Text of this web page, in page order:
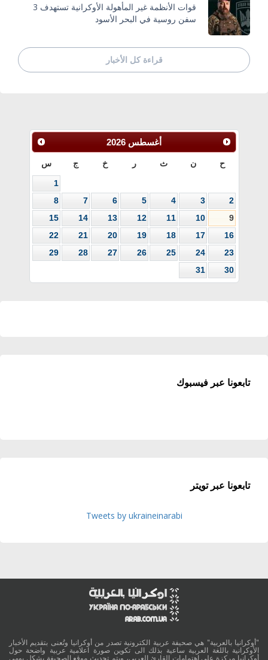
قوات الأنظمة غير المأهولة الأوكرانية تستهدف 3
سفن روسية في البحر الأسود
قراءة كل الأخبار
أغسطس 2026
ح ن ث ر خ ج س
1
2
3
4
5
6
7
8
9
10
11
12
13
14
15
16
17
18
19
20
21
22
23
24
25
26
27
28
29
30
31
تابعونا عبر فيسبوك
تابعونا عبر تويتر
Tweets by ukraineinarabi
"أوكرانيا بالعربية" هي صحيفة عربية الكترونية تصدر من أوكرانيا وتُعنى بتقديم الأخبار
الأوكرانية باللغة العربية ساعية بذلك الى تكوين صورة اعلامية عربية واضحة حول
أوكرانيا مركزة على اهتمامات القارئ العربي، ويتم تحديث موقع الصحيفة بشكل يومي